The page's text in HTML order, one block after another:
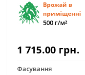
Врожай в
приміщенні
500 г/м²
1 715.00 грн.
Фасування